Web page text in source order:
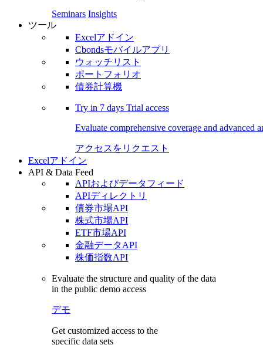
Seminars Insights
ツール
Excelアドイン
Cbondsモバイルアプリ
ウォッチリスト
ポートフォリオ
債券計算機
Try in 7 days Trial access
Evaluate comprehensive coverage and advanced
アクセスをリクエスト
Excelアドイン
API & Data Feed
APIおよびデータフィード
APIディレクトリ
債券市場API
株式市場API
ETF市場API
金融データAPI
株価指数API
Evaluate the structure and quality of the data
in the public demo access
デモ
Get customized access to the
specific data sets